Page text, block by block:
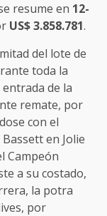
resume en 12-
US$ 3.858.781.
del lote de
toda la
de la
remate, por
con el
en Jolie
Campeón
a su costado,
la potra
por